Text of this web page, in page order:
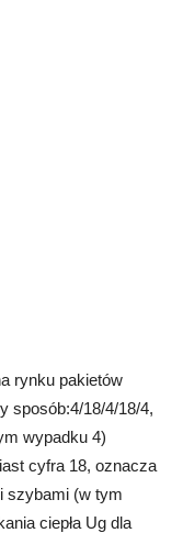
rynku pakietów
sposób:4/18/4/18/4,
wypadku 4)
cyfra 18, oznacza
szybami (w tym
ciepła Ug dla